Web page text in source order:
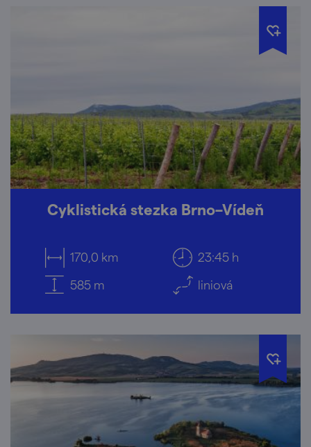
Cyklistická stezka Brno–Vídeň
170,0 km
23:45 h
585 m
liniová